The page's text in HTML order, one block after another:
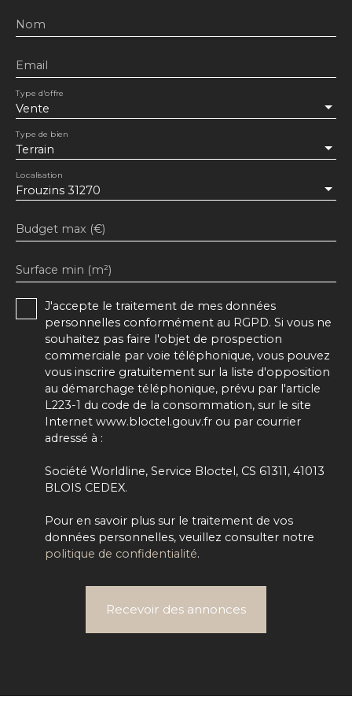
Nom
Email
Vente
Type d'offre
Terrain
Type de bien
Frouzins 31270
Localisation
Budget max (€)
Surface min (m²)
J'accepte le traitement de mes données
personnelles conformément au RGPD. Si vous ne
souhaitez pas faire l'objet de prospection
commerciale par voie téléphonique, vous pouvez
vous inscrire gratuitement sur la liste d'opposition
au démarchage téléphonique, prévu par l'article
L223-1 du code de la consommation, sur le site
Internet www.bloctel.gouv.fr ou par courrier
adressé à :
Société Worldline, Service Bloctel, CS 61311, 41013
BLOIS CEDEX.
Pour en savoir plus sur le traitement de vos
données personnelles, veuillez consulter notre
politique de confidentialité.
Recevoir des annonces